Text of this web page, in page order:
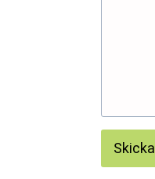
Skicka